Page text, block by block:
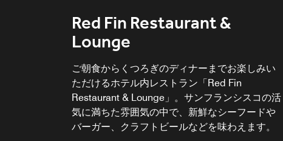
Red Fin Restaurant &
Lounge
ご朝食からくつろぎのディナーまでお楽しみい
ただけるホテル内レストラン「Red Fin
Restaurant & Lounge」。サンフランシスコの活
気に満ちた雰囲気の中で、新鮮なシーフードや
バーガー、クラフトビールなどを味わえます。